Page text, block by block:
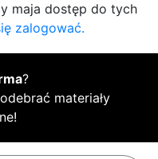
maja dostęp do tych
zalogować.
?
materiały